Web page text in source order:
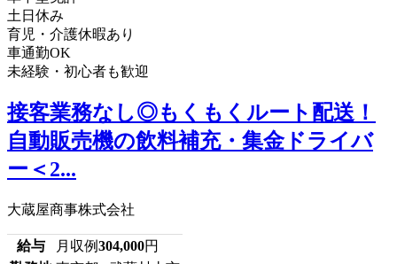
土日休み
育児・介護休暇あり
車通勤OK
未経験・初心者も歓迎
接客業務なし◎もくもくルート配送！
自動販売機の飲料補充・集金ドライバ
ー＜2...
大蔵屋商事株式会社
給与 月収例304,000円